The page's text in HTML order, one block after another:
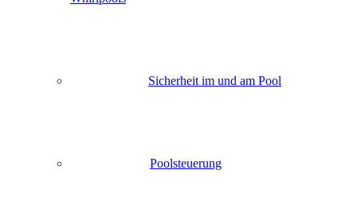
Sicherheit im und am Pool
Poolsteuerung